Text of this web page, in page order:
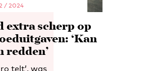
/ 2024
extra scherp op
‘Kan
redden’
telt’, was